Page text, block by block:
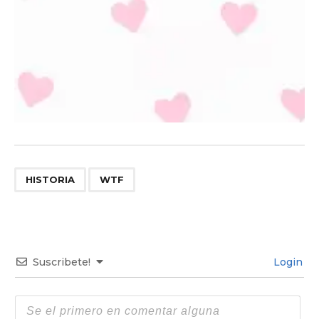
HISTORIA WTF
Suscribete! Login